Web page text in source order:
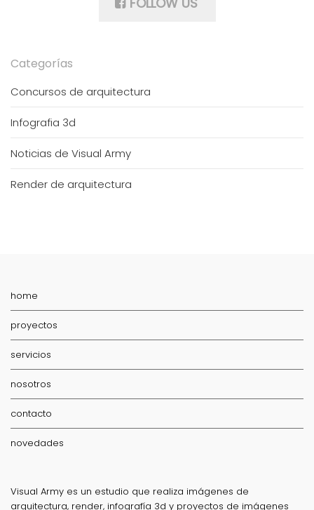
Categorías
Concursos de arquitectura
Infografia 3d
Noticias de Visual Army
Render de arquitectura
home
proyectos
servicios
nosotros
contacto
novedades
Visual Army es un estudio que realiza imágenes de
arquitectura, render, infografía 3d y proyectos de imágenes